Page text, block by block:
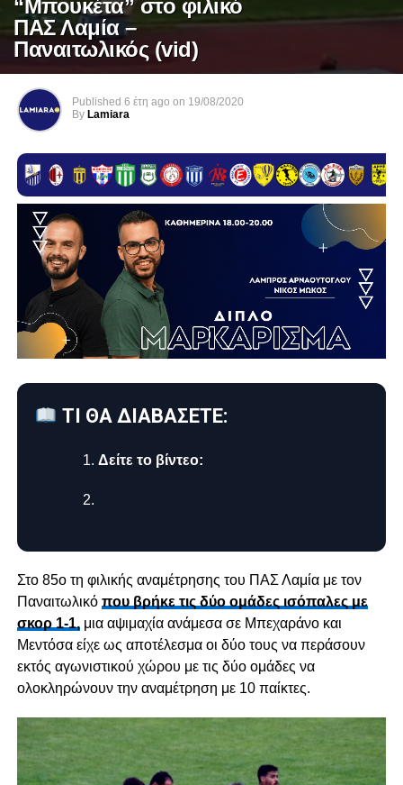
“Μπουκέτα” στο φιλικό
ΠΑΣ Λαμία –
Παναιτωλικός (vid)
Published 6 έτη ago on 19/08/2020
By Lamiara
ΤΙ ΘΑ ΔΙΑΒΑΣΕΤΕ:
Δείτε το βίντεο:
Στο 85ο τη φιλικής αναμέτρησης του ΠΑΣ Λαμία με τον
Παναιτωλικό που βρήκε τις δύο ομάδες ισόπαλες με
σκορ 1-1,μια αψιμαχία ανάμεσα σε Μπεχαράνο και
Μεντόσα είχε ως αποτέλεσμα οι δύο τους να περάσουν
εκτός αγωνιστικού χώρου με τις δύο ομάδες να
ολοκληρώνουν την αναμέτρηση με 10 παίκτες.